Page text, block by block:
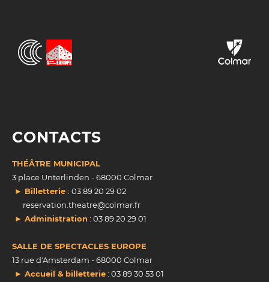
CONTACTS
THÉÂTRE MUNICIPAL
3 place Unterlinden - 68000 Colmar
► Billetterie : 03 89 20 29 02
reservation.theatre@colmar.fr
► Administration : 03 89 20 29 01
SALLE DE SPECTACLES EUROPE
13 rue d'Amsterdam - 68000 Colmar
► Accueil & billetterie: 03 89 30 53 01